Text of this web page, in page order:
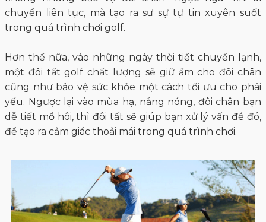
chuyển liên tục, mà tạo ra sư sự tự tin xuyên suốt
trong quá trình chơi golf.
Hơn thế nữa, vào những ngày thời tiết chuyển lạnh,
một đôi tất golf chất lượng sẽ giữ ấm cho đôi chân
cũng như bảo vệ sức khỏe một cách tối ưu cho phái
yếu. Ngược lại vào mùa hạ, nắng nóng, đôi chân bạn
dễ tiết mồ hôi, thì đôi tất sẽ giúp bạn xử lý vấn đề đó,
để tạo ra cảm giác thoải mái trong quá trình chơi.